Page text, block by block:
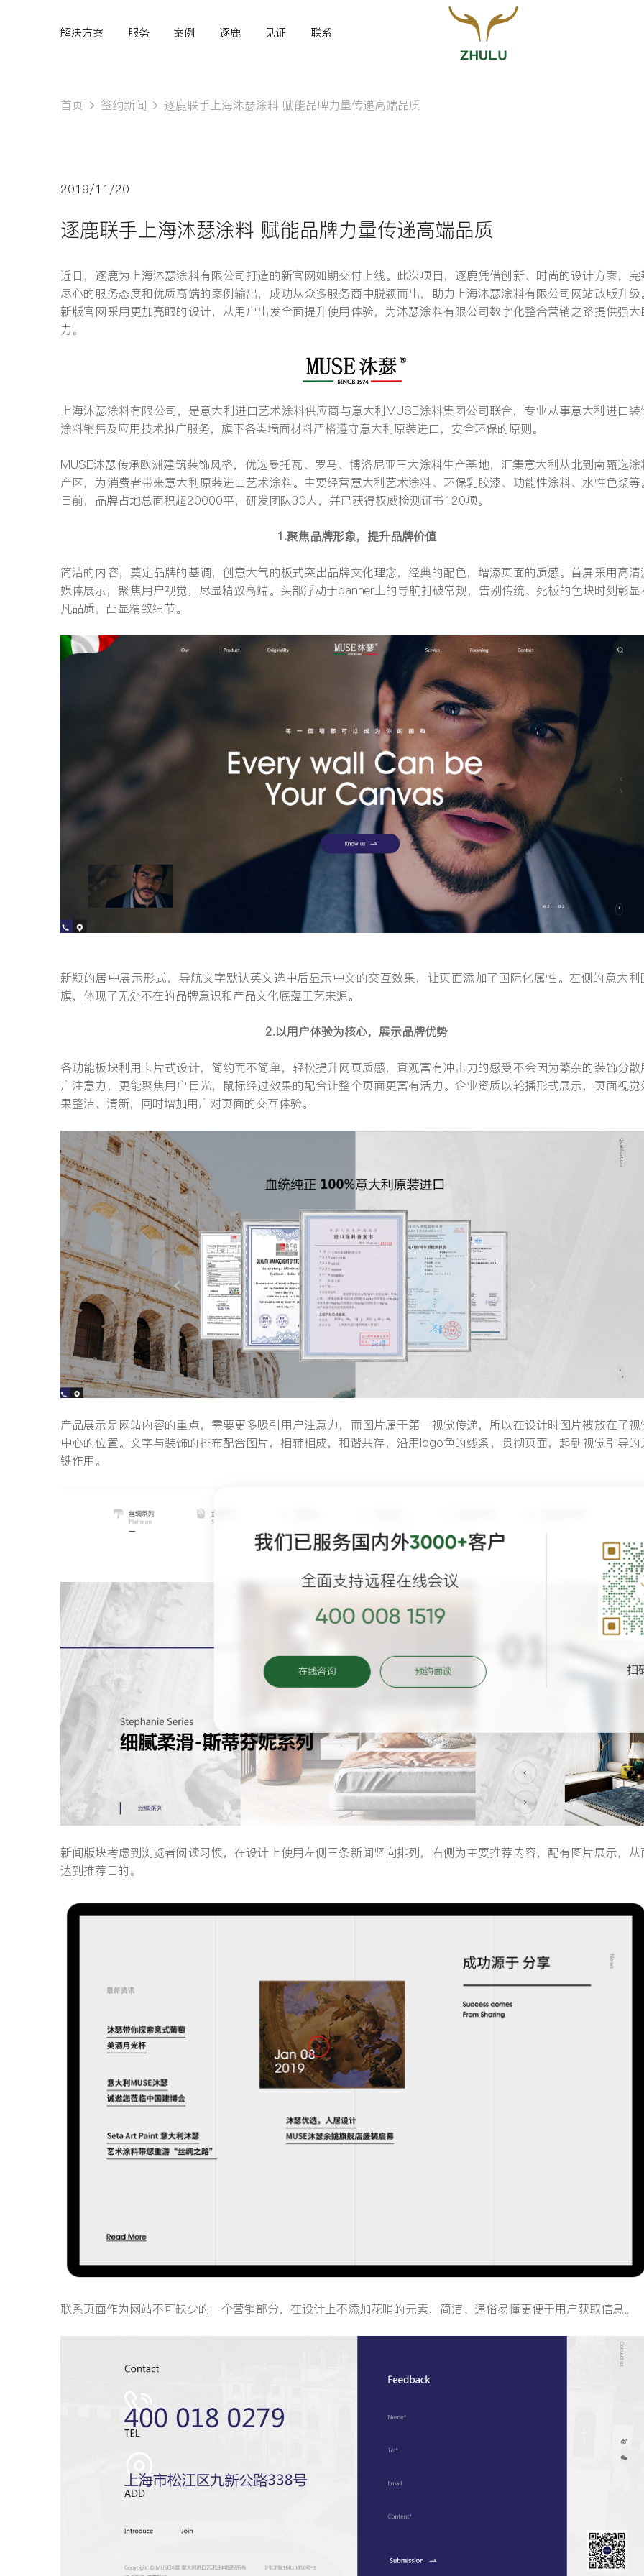
解决方案 服务 案例 逐鹿 见证 联系
首页 签约新闻 逐鹿联手上海沐瑟涂料 赋能品牌力量传递高端品质
2019/11/20
逐鹿联手上海沐瑟涂料 赋能品牌力量传递高端品质
近日，逐鹿为上海沐瑟涂料有限公司打造的新官网如期交付上线。此次项目，逐鹿凭借创新、时尚的设计方案，完
尽心的服务态度和优质高端的案例输出，成功从众多服务商中脱颖而出，助力上海沐瑟涂料有限公司网站改版升级
新版官网采用更加亮眼的设计，从用户出发全面提升使用体验，为沐瑟涂料有限公司数字化整合营销之路提供强大
力。
上海沐瑟涂料有限公司，是意大利进口艺术涂料供应商与意大利MUSE涂料集团公司联合，专业从事意大利进口装
涂料销售及应用技术推广服务，旗下各类墙面材料严格遵守意大利原装进口，安全环保的原则。
MUSE沐瑟传承欧洲建筑装饰风格，优选曼托瓦、罗马、博洛尼亚三大涂料生产基地，汇集意大利从北到南甄选涂
产区，为消费者带来意大利原装进口艺术涂料。主要经营意大利艺术涂料、环保乳胶漆、功能性涂料、水性色浆等
目前，品牌占地总面积超20000平，研发团队30人，并已获得权威检测证书120项。
1.聚焦品牌形象，提升品牌价值
简洁的内容，奠定品牌的基调，创意大气的板式突出品牌文化理念，经典的配色，增添页面的质感。首屏采用高清
媒体展示，聚焦用户视觉，尽显精致高端。头部浮动于banner上的导航打破常规，告别传统、死板的色块时刻彰显
凡品质，凸显精致细节。
新颖的居中展示形式，导航文字默认英文选中后显示中文的交互效果，让页面添加了国际化属性。左侧的意大利
旗，体现了无处不在的品牌意识和产品文化底蕴工艺来源。
2.以用户体验为核心，展示品牌优势
各功能板块利用卡片式设计，简约而不简单，轻松提升网页质感，直观富有冲击力的感受不会因为繁杂的装饰分散
户注意力，更能聚焦用户目光，鼠标经过效果的配合让整个页面更富有活力。企业资质以轮播形式展示，页面视觉
果整洁、清新，同时增加用户对页面的交互体验。
产品展示是网站内容的重点，需要更多吸引用户注意力，而图片属于第一视觉传递，所以在设计时图片被放在了视
中心的位置。文字与装饰的排布配合图片，相辅相成，和谐共存，沿用logo色的线条，贯彻页面，起到视觉引导的
键作用。
新闻版块考虑到浏览者阅读习惯，在设计上使用左侧三条新闻竖向排列，右侧为主要推荐内容，配有图片展示，从
达到推荐目的。
联系页面作为网站不可缺少的一个营销部分，在设计上不添加花哨的元素，简洁、通俗易懂更便于用户获取信息。
认真聆听您的需求
是我们最重要的工作之
一...
留言:
提交
我们已服务国内外3000+客户
全面支持远程在线会议
400 008 1519
在线咨询 预约面谈 扫